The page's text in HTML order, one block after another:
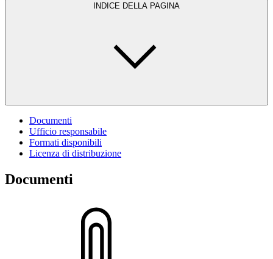
INDICE DELLA PAGINA
Documenti
Ufficio responsabile
Formati disponibili
Licenza di distribuzione
Documenti